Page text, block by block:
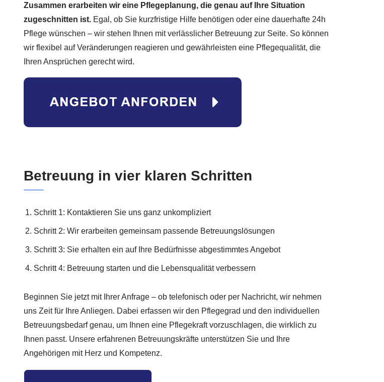
Zusammen erarbeiten wir eine Pflegeplanung, die genau auf Ihre Situation
zugeschnitten ist. Egal, ob Sie kurzfristige Hilfe benötigen oder eine dauerhafte 24h
Pflege wünschen – wir stehen Ihnen mit verlässlicher Betreuung zur Seite. So können
wir flexibel auf Veränderungen reagieren und gewährleisten eine Pflegequalität, die
Ihren Ansprüchen gerecht wird.
Betreuung in vier klaren Schritten
Schritt 1: Kontaktieren Sie uns ganz unkompliziert
Schritt 2: Wir erarbeiten gemeinsam passende Betreuungslösungen
Schritt 3: Sie erhalten ein auf Ihre Bedürfnisse abgestimmtes Angebot
Schritt 4: Betreuung starten und die Lebensqualität verbessern
Beginnen Sie jetzt mit Ihrer Anfrage – ob telefonisch oder per Nachricht, wir nehmen
uns Zeit für Ihre Anliegen. Dabei erfassen wir den Pflegegrad und den individuellen
Betreuungsbedarf genau, um Ihnen eine Pflegekraft vorzuschlagen, die wirklich zu
Ihnen passt. Unsere erfahrenen Betreuungskräfte unterstützen Sie und Ihre
Angehörigen mit Herz und Kompetenz.